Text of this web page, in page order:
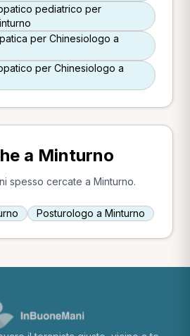
pediatrico per
per Chinesiologo a
per Chinesiologo a
a Minturno
spesso cercate a Minturno.
Posturologo a Minturno